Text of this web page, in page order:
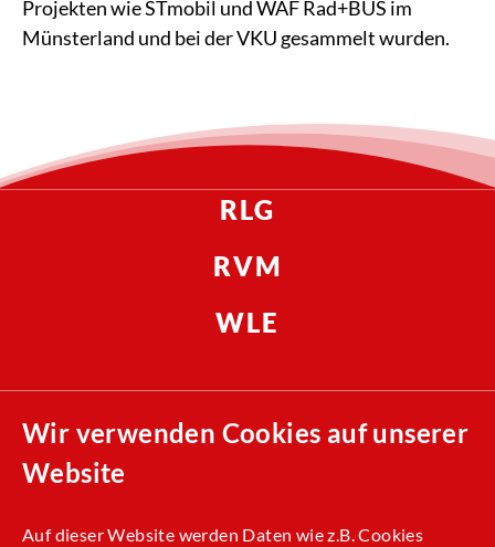
Wir verwenden Cookies auf unserer
Website
Auf dieser Website werden Daten wie z.B. Cookies
Projekten wie STmobil und WAF Rad+BUS im
Münsterland und bei der VKU gesammelt wurden.
RLG
RVM
WLE
AEB
Nachhaltigkeit